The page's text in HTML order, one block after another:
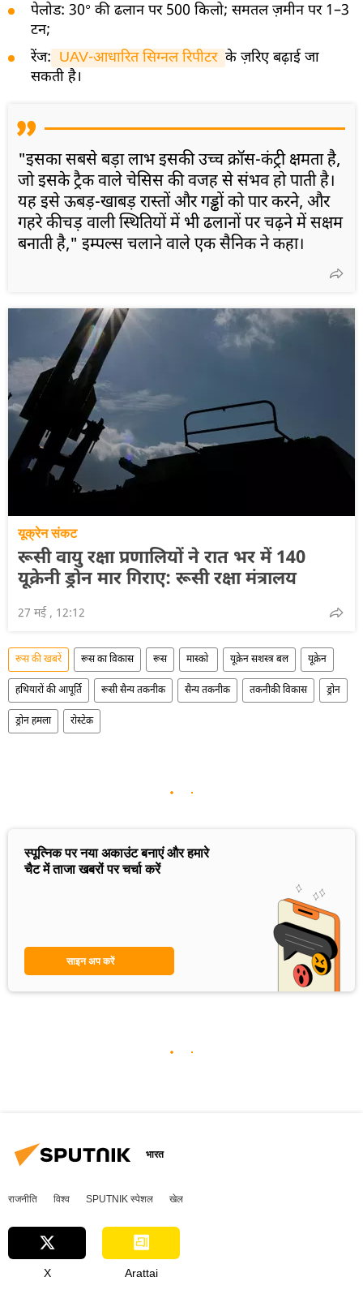
पेलोड: 30° की ढलान पर 500 किलो; समतल ज़मीन पर 1–3
टन;
रेंज: UAV-आधारित सिग्नल रिपीटर के ज़रिए बढ़ाई जा
सकती है।
"इसका सबसे बड़ा लाभ इसकी उच्च क्रॉस-कंट्री क्षमता है,
जो इसके ट्रैक वाले चेसिस की वजह से संभव हो पाती है।
यह इसे ऊबड़-खाबड़ रास्तों और गड्ढों को पार करने, और
गहरे कीचड़ वाली स्थितियों में भी ढलानों पर चढ़ने में सक्षम
बनाती है," इम्पल्स चलाने वाले एक सैनिक ने कहा।
यूक्रेन संकट
रूसी वायु रक्षा प्रणालियों ने रात भर में 140
यूक्रेनी ड्रोन मार गिराए: रूसी रक्षा मंत्रालय
27 मई , 12:12
रूस की खबरें रूस का विकास रूस मास्को यूक्रेन सशस्त्र बल यूक्रेन
हथियारों की आपूर्ति रूसी सैन्य तकनीक सैन्य तकनीक तकनीकी विकास ड्रोन
ड्रोन हमला रोस्टेक
स्पूत्निक पर नया अकाउंट बनाएं और हमारे
चैट में ताजा खबरों पर चर्चा करें
साइन अप करें
भारत
राजनीति विश्व SPUTNIK स्पेशल खेल
X Arattai